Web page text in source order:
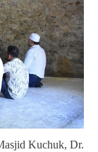
Kuchuk, Dr.